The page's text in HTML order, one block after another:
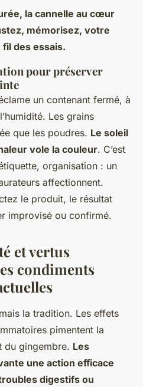
la cannelle au cœur
mémorisez, votre
des essais.
pour préserver
un contenant fermé, à
Les grains
que les poudres. Le soleil
vole la couleur. C’est
organisation : un
affectionnent.
le produit, le résultat
improvisé ou confirmé.
et vertus
condiments
la tradition. Les effets
pimentent la
du gingembre. Les
une action efficace
digestifs ou